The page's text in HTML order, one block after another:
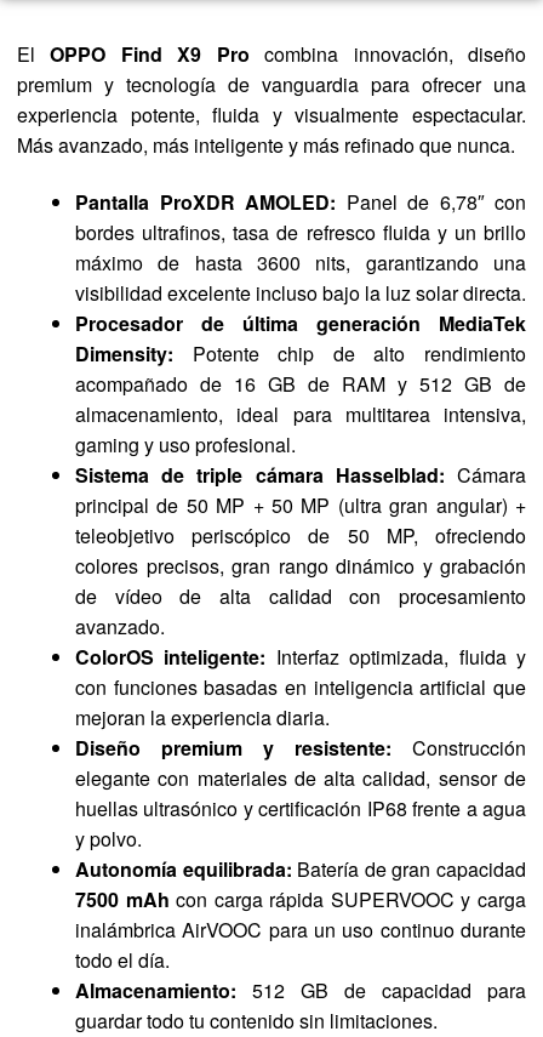
ElOPPO Find X9 Pro combina innovación, diseño
premium y tecnología de vanguardia para ofrecer una
experiencia potente, fluida y visualmente espectacular.
Más avanzado, más inteligente y más refinado que nunca.
Pantalla ProXDR AMOLED: Panel de 6,78″ con
bordes ultrafinos, tasa de refresco fluida y un brillo
máximo de hasta 3600 nits, garantizando una
visibilidad excelente incluso bajo la luz solar directa.
Procesador de última generación MediaTek
Dimensity: Potente chip de alto rendimiento
acompañado de 16 GB de RAM y 512 GB de
almacenamiento, ideal para multitarea intensiva,
gaming y uso profesional.
Sistema de triple cámara Hasselblad: Cámara
principal de 50 MP + 50 MP (ultra gran angular) +
teleobjetivo periscópico de 50 MP, ofreciendo
colores precisos, gran rango dinámico y grabación
de vídeo de alta calidad con procesamiento
avanzado.
ColorOS inteligente: Interfaz optimizada, fluida y
con funciones basadas en inteligencia artificial que
mejoran la experiencia diaria.
Diseño premium y resistente: Construcción
elegante con materiales de alta calidad, sensor de
huellas ultrasónico y certificación IP68 frente a agua
y polvo.
Autonomía equilibrada: Batería de gran capacidad
7500 mAh con carga rápida SUPERVOOC y carga
inalámbrica AirVOOC para un uso continuo durante
todo el día.
Almacenamiento: 512 GB de capacidad para
guardar todo tu contenido sin limitaciones.